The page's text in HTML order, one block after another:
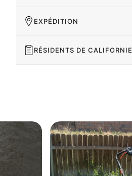
EXPÉDITION
RÉSIDENTS DE CALIFORNIE